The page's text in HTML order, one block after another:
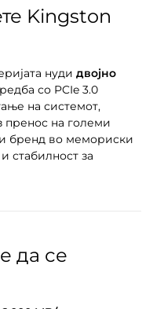
Kingston
нуди двојно
со PCIe 3.0
на системот,
пренос на големи
бренд во мемориски
стабилност за
да се